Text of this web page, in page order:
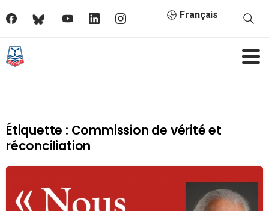
Français
Étiquette : Commission de vérité et
réconciliation